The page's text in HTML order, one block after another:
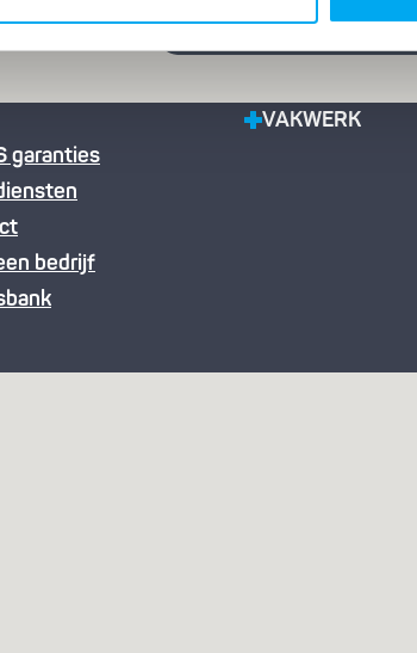
klus is afgerond.
VAKWERK
garanties
bedrijf